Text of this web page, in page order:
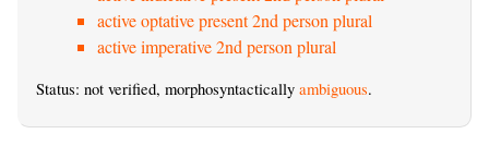
active optative present 2nd person plural
active imperative 2nd person plural
Status: not verified, morphosyntactically ambiguous.